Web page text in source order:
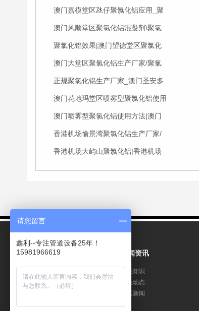
澳门嘉模堂区氹仔聚氯化铝应用_聚
澳门风顺堂区聚氯化铝混凝剂\聚氯
聚氯化铝效果|澳门望德堂区聚氯化
澳门大堂区聚氯化铝生产厂家/聚氯
正规聚氯化铝生产厂家_澳门圣安多
澳门花地玛堂区喷雾型聚氯化铝使用
澳门喷雾型聚氯化铝使用方法|澳门
香港机场愉景湾聚氯化铝生产厂家/
香港机场大屿山聚氯化铝|香港机场
产品展示
聚丙烯酰胺
新闻资讯
产品知识
行业动态
地区新闻
请您留言
鑫利--专注管道设备25年！
15981966619